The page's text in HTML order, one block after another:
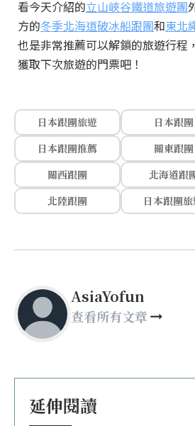
看今天介紹的立山峽谷鐵道旅遊團
方的冬季北海道破冰船跟團和東北
也是非常推薦可以解鎖的旅遊行程
獲取下次旅遊的門票吧！
日本跟團旅遊
日本跟團
日本跟團推薦
關東跟團
關西跟團
北海道跟
北陸跟團
日本跟團
AsiaYofun
查看所有文章
延伸閱讀